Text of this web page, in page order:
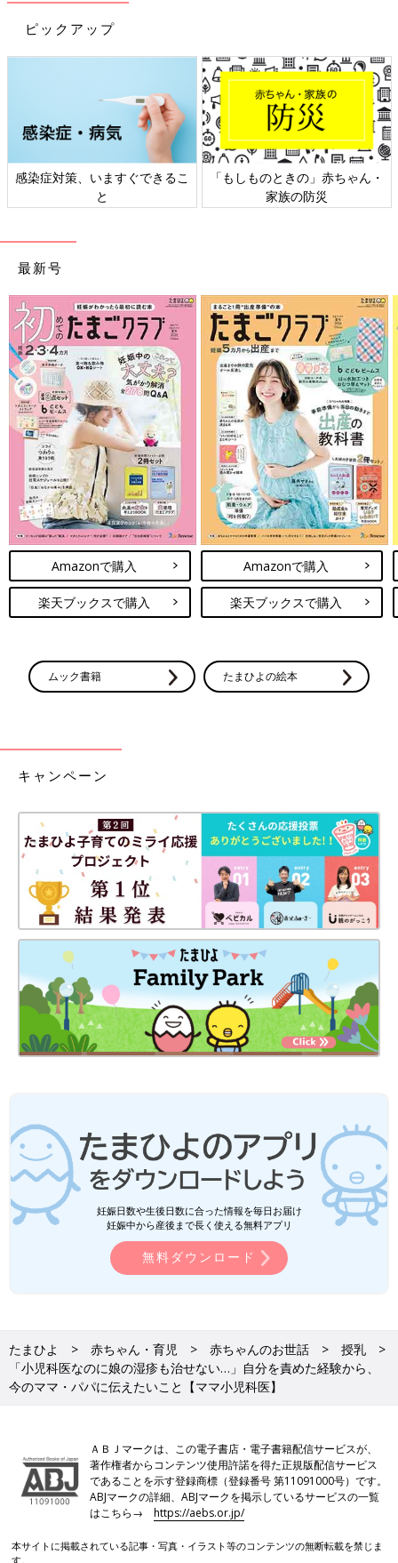
ピックアップ
感染症対策、いますぐできるこ
と
「もしものときの」赤ちゃん・
家族の防災
最新号
Amazonで購入
楽天ブックスで購入
Amazonで購入
楽天ブックスで購入
ムック書籍 たまひよの絵本
キャンペーン
妊娠日数や生後日数に合った情報を毎日お届け
妊娠中から産後まで長く使える無料アプリ
無料ダウンロード
たまひよ 赤ちゃん・育児 赤ちゃんのお世話
授乳
「小児科医なのに娘の湿疹も治せない…」自分を責めた経験から、
今のママ・パパに伝えたいこと【ママ小児科医】
ＡＢＪマークは、この電子書店・電子書籍配信サービスが、
著作権者からコンテンツ使用許諾を得た正規版配信サービス
であることを示す登録商標（登録番号 第11091000号）です。
ABJマークの詳細、ABJマークを掲示しているサービスの一覧
はこちら→https://aebs.or.jp/
本サイトに掲載されている記事・写真・イラスト等のコンテンツの無断転載を禁じま
す。